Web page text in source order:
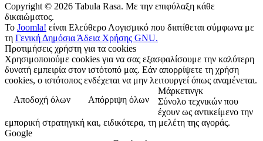
Copyright © 2026 Tabula Rasa. Με την επιφύλαξη κάθε
δικαιώματος.
Το Joomla! είναι Ελεύθερο Λογισμικό που διατίθεται σύμφωνα με
τη Γενική Δημόσια Άδεια Χρήσης GNU.
Προτιμήσεις χρήστη για τα cookies
Χρησιμοποιούμε cookies για να σας εξασφαλίσουμε την καλύτερη
δυνατή εμπειρία στον ιστότοπό μας. Εάν απορρίψετε τη χρήση
cookies, ο ιστότοπος ενδέχεται να μην λειτουργεί όπως αναμένεται.
Αποδοχή όλων
Απόρριψη όλων
Μάρκετινγκ
Σύνολο τεχνικών που
έχουν ως αντικείμενο την
εμπορική στρατηγική και, ειδικότερα, τη μελέτη της αγοράς.
Google